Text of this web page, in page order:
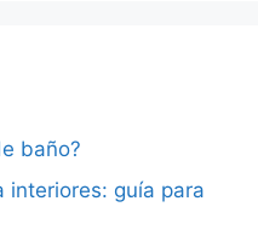
baño?
interiores: guía para